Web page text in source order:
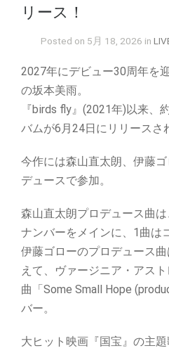
リース！
Posted on 5月 18, 2026 in
2027年にデビュー30周年を
の坂本美雨。
『birds fly』(2021年)以来、
バムが6月24日にリリースさ
今作には森山直太朗、伊藤
デュースで参加。
森山直太朗プロデュース曲
ナンバーをメインに、1曲は
伊藤ゴローのプロデュース
えて、ヴァージニア・アス
曲「Some Small Hope
バー。
大ヒット映画『国宝』の主